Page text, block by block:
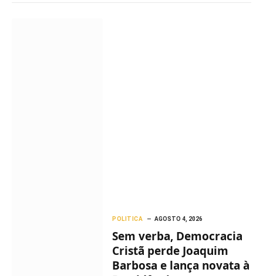
POLITICA AGOSTO 4, 2026
Sem verba, Democracia
Cristã perde Joaquim
Barbosa e lança novata à